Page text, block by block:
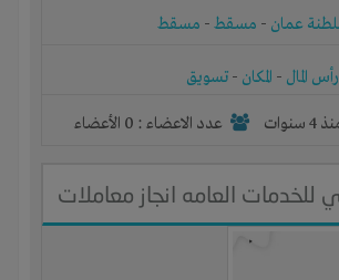
عمان - مسقط- مسقط
رأس المال - المكان - تسويق
4 سنوات عدد الاعضاء : 0 الأعضاء
للخدمات العامه انجاز معاملات